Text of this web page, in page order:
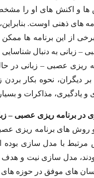
ها و اکنش های او را
های ذهنی اوست.
از این برنامه ها ممکن
– زبانی به دنبال
ریزی عصبی – زبانی در
بر دیگران، نحوه بکار
و یادگیری، مذاکرات و
در برنامه ریزی عصبی –
و روش های برنامه ریزی
مرتبط با مدل سازی
مدل سازی نیت و
های موفق در حوزه های